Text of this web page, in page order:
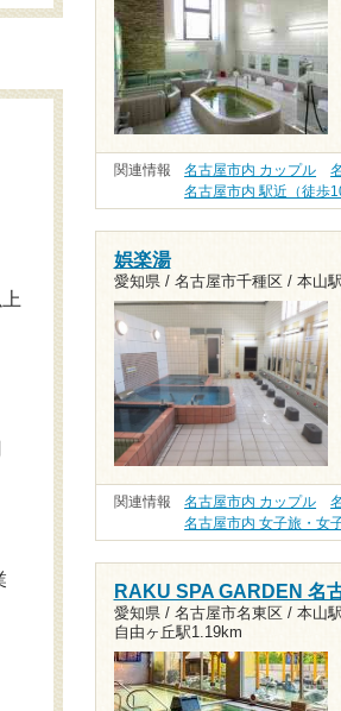
関連情報 名古屋市内 カップル
名古屋市内 駅近（徒歩
娯楽湯
愛知県 / 名古屋市千種区 / 本山
関連情報 名古屋市内 カップル
名古屋市内 女子旅・女
RAKU SPA GARDEN 名
愛知県 / 名古屋市名東区 / 本山
自由ヶ丘駅1.19km